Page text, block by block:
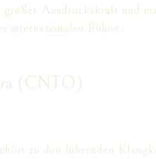
Ausdruckskraft und
internationalen Bühne.
(CNTO)
zu den führenden